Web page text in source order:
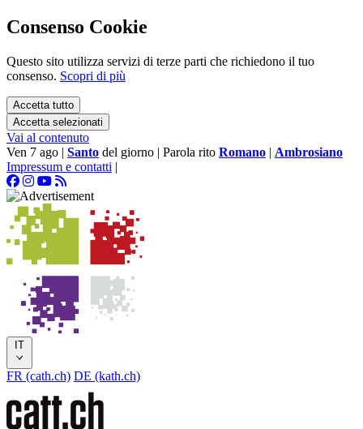
Consenso Cookie
Questo sito utilizza servizi di terze parti che richiedono il tuo
consenso. Scopri di più
Accetta tutto
Accetta selezionati
Vai al contenuto
Ven 7 ago | Santo del giorno | Parola rito Romano | Ambrosiano
Impressum e contatti |
IT
FR (cath.ch) DE (kath.ch)